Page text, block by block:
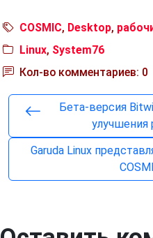
COSMIC, Desktop,
Linux, System76
Кол-во комментариев: 0
Бета-версия
улучшения
Garuda Linux